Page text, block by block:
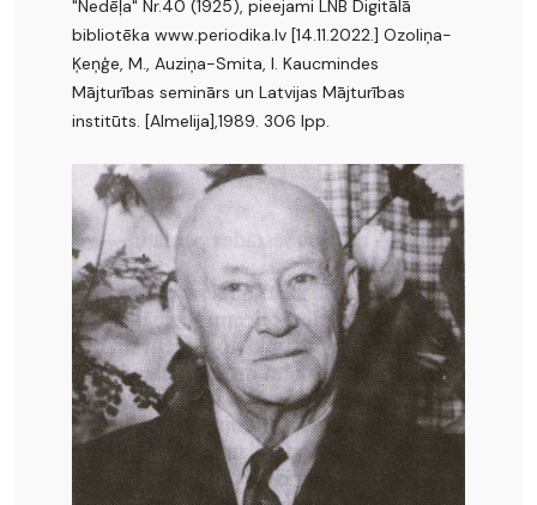
"Nedēļa" Nr.40 (1925), pieejami LNB Digitālā
bibliotēka www.periodika.lv [14.11.2022.] Ozoliņa-
Ķeņģe, M., Auziņa-Smita, I. Kaucmindes
Mājturības seminārs un Latvijas Mājturības
institūts. [Almelija],1989. 306 lpp.